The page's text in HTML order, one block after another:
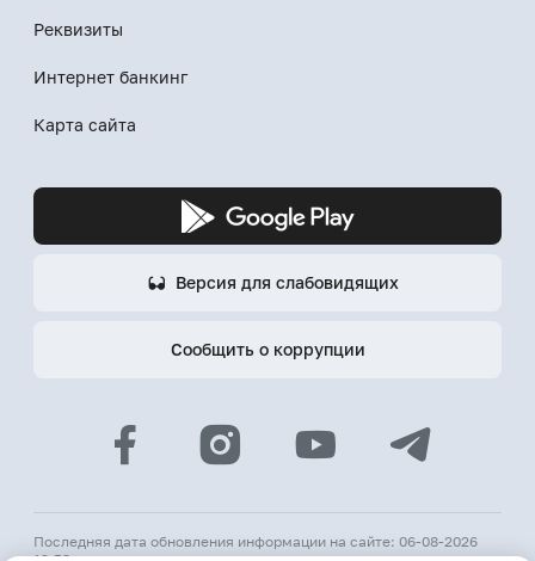
Реквизиты
Интернет банкинг
Карта сайта
Версия для слабовидящих
Сообщить о коррупции
Последняя дата обновления информации на сайте: 06-08-2026